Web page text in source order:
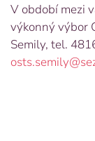
V období mezi
výkonný výbor
Semily, tel.